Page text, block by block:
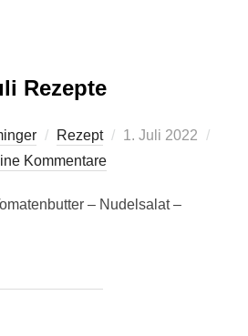
Rezepte
Rezept
Veröffentlicht
1. Juli 2022
Kommentare
– Nudelsalat –